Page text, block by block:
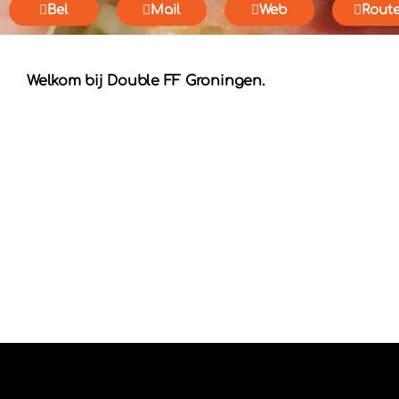
Bel Mail Web
Welkom bij Double FF Groningen.